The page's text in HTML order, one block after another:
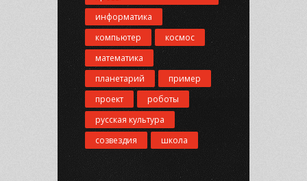
информатика
компьютер
космос
математика
планетарий
пример
проект
роботы
русская культура
созвездия
школа